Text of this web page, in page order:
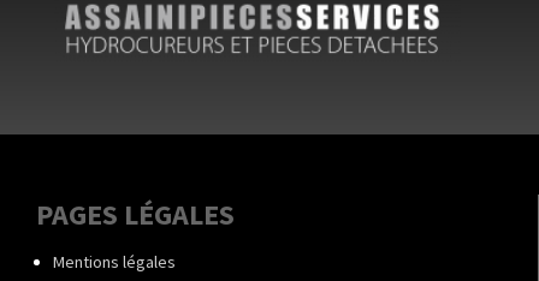
PAGES LÉGALES
Mentions légales